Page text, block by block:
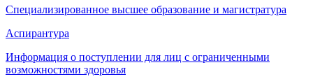
Специализированное высшее образование и магистратура
Аспирантура
Информация о поступлении для лиц с ограниченными
возможностями здоровья